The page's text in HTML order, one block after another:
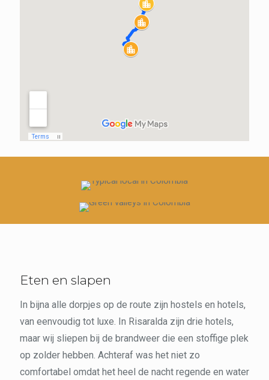
Eten en slapen
In bijna alle dorpjes op de route zijn hostels en hotels,
van eenvoudig tot luxe. In Risaralda zijn drie hotels,
maar wij sliepen bij de brandweer die een stoffige plek
op zolder hebben. Achteraf was het niet zo
comfortabel omdat het heel de nacht regende en water